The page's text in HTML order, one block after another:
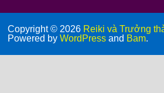
Copyright © 2026 Reiki và Trưởng
Powered by WordPressand Bam.